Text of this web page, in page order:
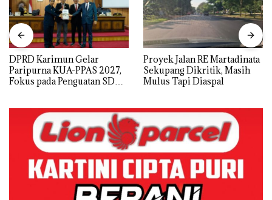
DPRD Karimun Gelar
Paripurna KUA-PPAS 2027,
Fokus pada Penguatan SDM,
Proyek Jalan RE Martadinata
Sekupang Dikritik, Masih
Mulus Tapi Diaspal